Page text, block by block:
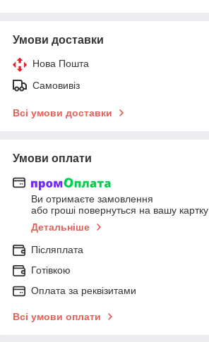
Умови доставки
Нова Пошта
Самовивіз
Всі умови доставки
Умови оплати
Ви отримаєте замовлення
або гроші повернуться на вашу картку
Детальніше
Післяплата
Готівкою
Оплата за реквізитами
Всі умови оплати